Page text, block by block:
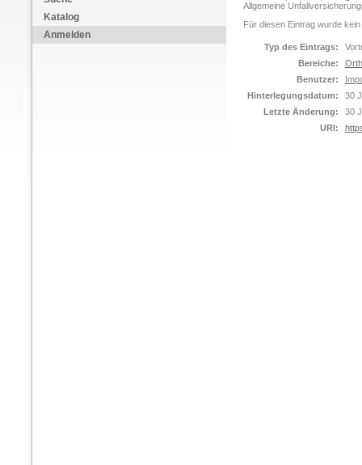
Katalog
Anmelden
Allgemeine
Für diesen Eintrag wurde
Typ des Eintrags:
Bereiche:
Benutzer:
Hinterlegungsdatum:
30
Letzte Änderung:
30
URI: